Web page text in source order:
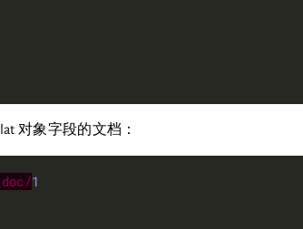
对象字段的文档：
1